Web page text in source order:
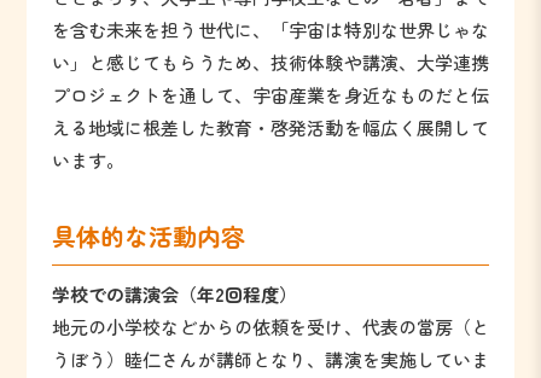
を含む未来を担う世代に、「宇宙は特別な世界じゃな
い」と感じてもらうため、技術体験や講演、大学連携
プロジェクトを通して、宇宙産業を身近なものだと伝
える地域に根差した教育・啓発活動を幅広く展開して
います。
具体的な活動内容
学校での講演会（年2回程度）
地元の小学校などからの依頼を受け、代表の當房（と
うぼう）睦仁さんが講師となり、講演を実施していま